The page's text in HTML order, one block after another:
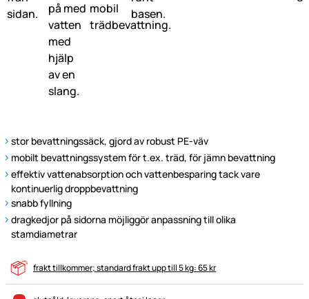
stor bevattningssäck, gjord av robust PE-väv
mobilt bevattningssystem för t.ex. träd, för jämn bevattning
effektiv vattenabsorption och vattenbesparing tack vare
kontinuerlig droppbevattning
snabb fyllning
dragkedjor på sidorna möjliggör anpassning till olika
stamdiametrar
frakt tillkommer; standard frakt upp till 5 kg: 65 kr